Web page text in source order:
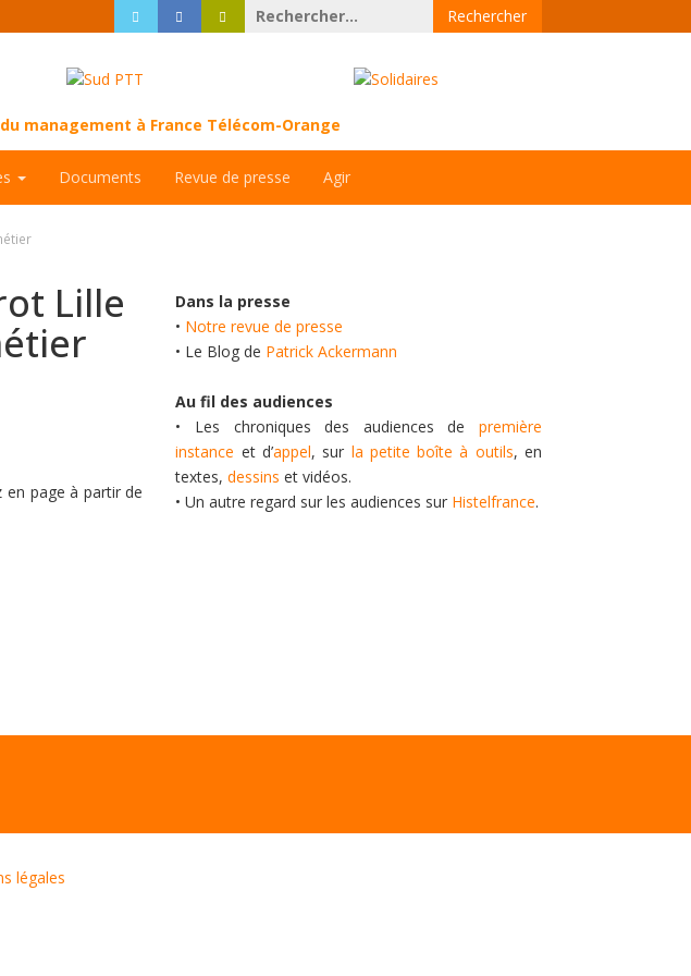
Rechercher :
management à France Télécom-Orange
Documents Revue de presse Agir
Lille
en page à partir de
Dans la presse
• Notre revue de presse
• Le Blog de Patrick Ackermann
Au fil des audiences
• Les chroniques des audiences de première
instance et d’appel, sur la petite boîte à outils, en
textes,dessins et vidéos.
• Un autre regard sur les audiences sur Histelfrance.
légales